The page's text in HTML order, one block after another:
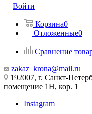
Войти
Корзина0
Отложенные0
Сравнение
zakaz_krona@mail.ru
192007, г. Санкт-
помещение 1Н, кор. 1
Instagram